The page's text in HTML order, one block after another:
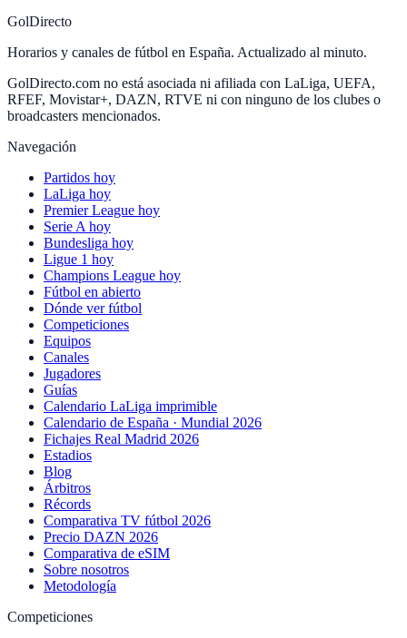
GolDirecto
Horarios y canales de fútbol en España. Actualizado al minuto.
GolDirecto.com no está asociada ni afiliada con LaLiga, UEFA,
RFEF, Movistar+, DAZN, RTVE ni con ninguno de los clubes o
broadcasters mencionados.
Navegación
Partidos hoy
LaLiga hoy
Premier League hoy
Serie A hoy
Bundesliga hoy
Ligue 1 hoy
Champions League hoy
Fútbol en abierto
Dónde ver fútbol
Competiciones
Equipos
Canales
Jugadores
Guías
Calendario LaLiga imprimible
Calendario de España · Mundial 2026
Fichajes Real Madrid 2026
Estadios
Blog
Árbitros
Récords
Comparativa TV fútbol 2026
Precio DAZN 2026
Comparativa de eSIM
Sobre nosotros
Metodología
Competiciones